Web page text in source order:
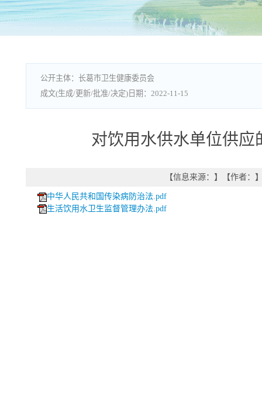
长葛市卫生健康委员会
2022-11-15
对饮用水供水单位供
【信息来源： 】 【作者：
中华人民共和国传染病防治法.pdf
生活饮用水卫生监督管理办法.pdf